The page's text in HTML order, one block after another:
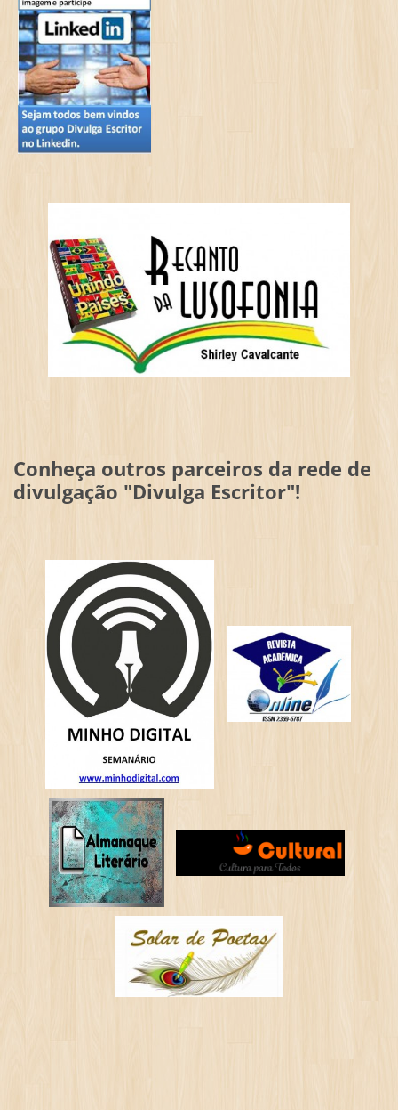
Conheça outros parceiros da rede de
divulgação "Divulga Escritor"!